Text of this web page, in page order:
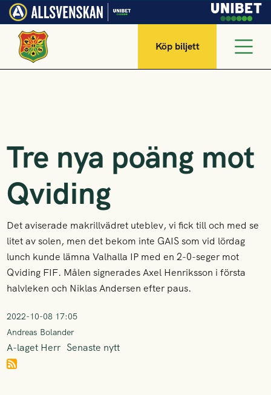
Köp biljett
Tre nya poäng mot
Qviding
Det aviserade makrillvädret uteblev, vi fick till och med se
litet av solen, men det bekom inte GAIS som vid lördag
lunch kunde lämna Valhalla IP med en 2-0-seger mot
Qviding FIF. Målen signerades Axel Henriksson i första
halvleken och Niklas Andersen efter paus.
2022-10-08 17:05
Andreas Bolander
A-laget Herr Senaste nytt